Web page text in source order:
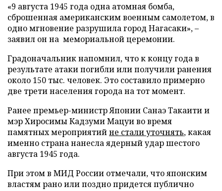
«9 августа 1945 года одна атомная бомба,
сброшенная американским военным самолетом, в
одно мгновение разрушила город Нагасаки», –
заявил он на мемориальной церемонии.
Градоначальник напомнил, что к концу года в
результате атаки погибли или получили ранения
около 150 тыс. человек. Это составило примерно
две трети населения города на тот момент.
Ранее премьер-министр Японии Санаэ Такаити и
мэр Хиросимы Кадзуми Мацуи во время
памятных мероприятийне стали уточнять, какая
именно страна нанесла ядерный удар шестого
августа 1945 года.
При этом в МИД России отмечали, что японским
властям рано или поздно придется публично